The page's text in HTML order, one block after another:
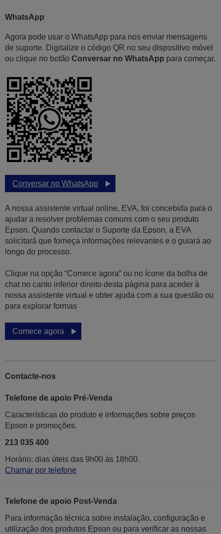
WhatsApp
Agora pode usar o WhatsApp para nos enviar mensagens
de suporte. Digitalize o código QR no seu dispositivo móvel
ou clique no botão Conversar no WhatsApp para começar.
Conversar no WhatsApp
A nossa assistente virtual online, EVA, foi concebida para o
ajudar a resolver problemas comuns com o seu produto
Epson. Quando contactar o Suporte da Epson, a EVA
solicitará que forneça informações relevantes e o guiará ao
longo do processo.
Clique na opção “Comece agora” ou no ícone da bolha de
chat no canto inferior direito desta página para aceder à
nossa assistente virtual e obter ajuda com a sua questão ou
para explorar formas
Comece agora
Contacte-nos
Telefone de apoio Pré-Venda
Características do produto e informações sobre preços
Epson e promoções.
213 035 400
Horário: dias úteis das 9h00 às 18h00.
Chamar por telefone
Telefone de apoio Post-Venda
Para informação técnica sobre instalação, configuração e
utilização dos produtos Epson ou para verificar as nossas